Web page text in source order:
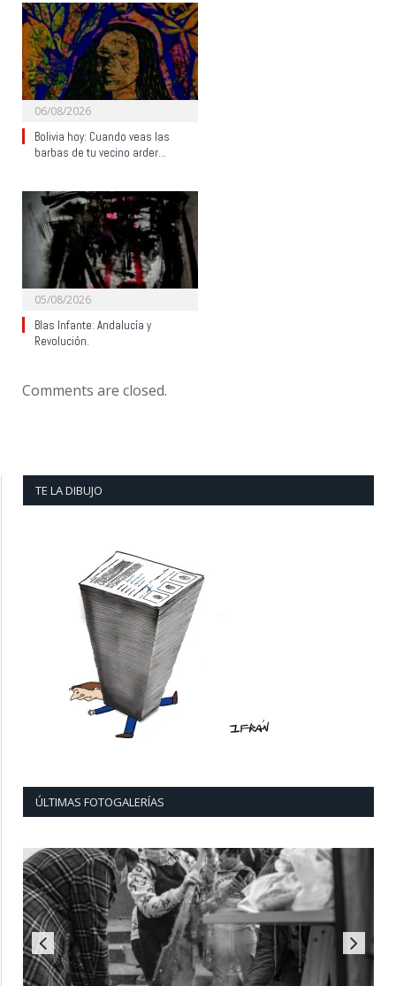
06/08/2026
Bolivia hoy: Cuando veas las
barbas de tu vecino arder…
05/08/2026
Blas Infante: Andalucía y
Revolución.
Comments are closed.
TE LA DIBUJO
ÚLTIMAS FOTOGALERÍAS